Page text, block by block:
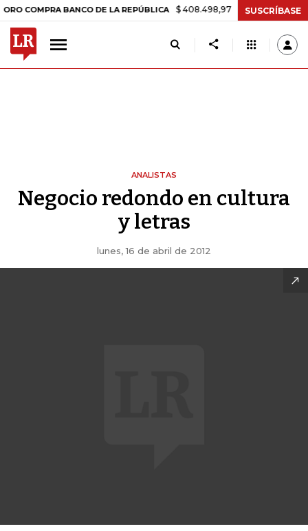
BANCO DE LA REPÚBLICA $ 408.498,97 +$ 8.753,81 +2,19%
SUSCRÍBASE
ANALISTAS
Negocio redondo en cultura
y letras
lunes, 16 de abril de 2012